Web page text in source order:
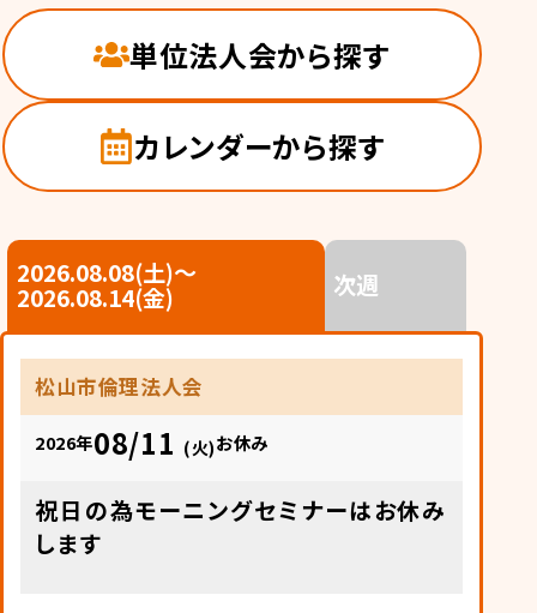
単位法人会から探す
カレンダーから探す
2026.08.08(土)〜
2026.08.14(金) 次週
松山市倫理法人会
2026年08/11 (火)お休み
祝日の為モーニングセミナーはお休み
します